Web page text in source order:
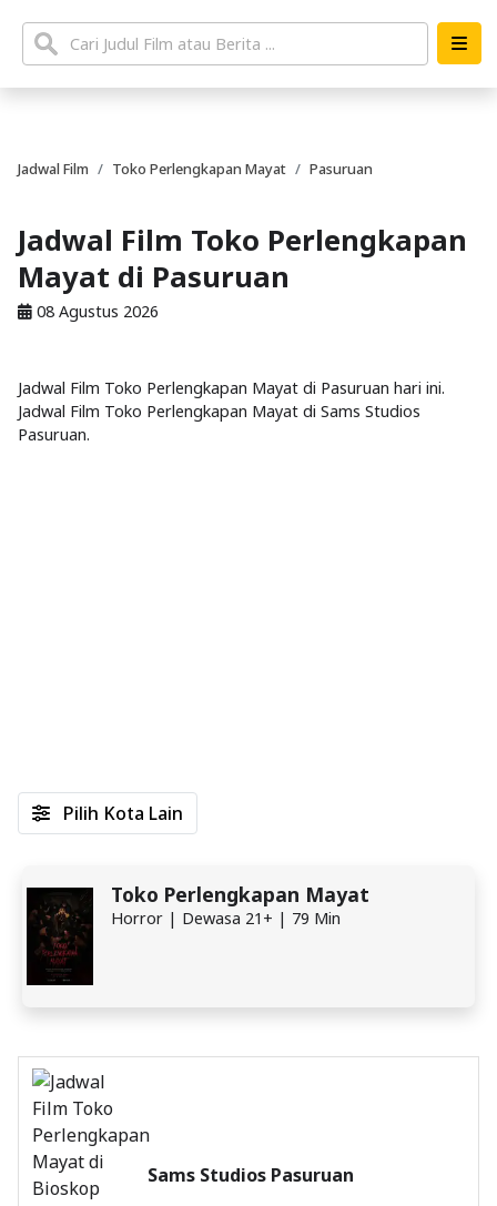
Jadwal Film Toko Perlengkapan Mayat Pasuruan
Jadwal Film Toko Perlengkapan
Mayat di Pasuruan
08 Agustus 2026
Jadwal Film Toko Perlengkapan Mayat di Pasuruan hari ini.
Jadwal Film Toko Perlengkapan Mayat di Sams Studios
Pasuruan.
Sams Studios Pasuruan
Toko Perlengkapan Mayat
Horror | Dewasa 21+ | 79 Min
Pilih Kota Lain